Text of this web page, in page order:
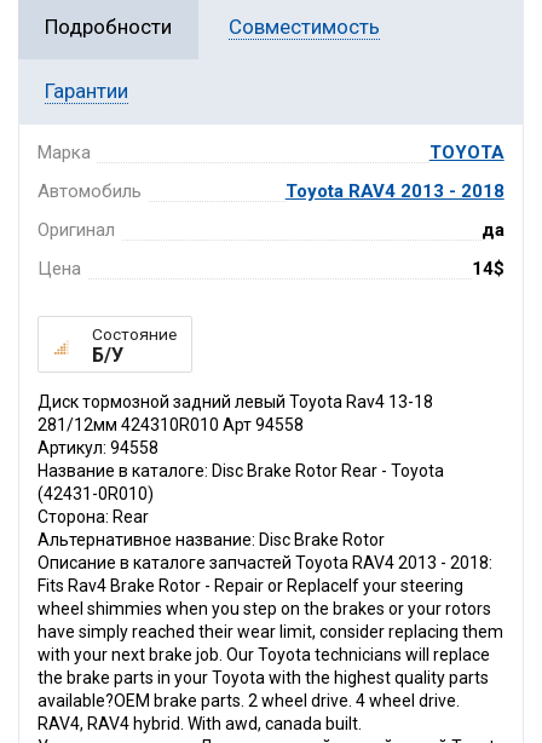
Подробности Совместимость
Гарантии
Марка
TOYOTA
Автомобиль
Toyota RAV4 2013 - 2018
Оригинал
да
Цена
14$
Состояние
Б/У
Диск тормозной задний левый Toyota Rav4 13-18
281/12мм 424310R010 Арт 94558
Артикул: 94558
Название в каталоге: Disc Brake Rotor Rear - Toyota
(42431-0R010)
Сторона: Rear
Альтернативное название: Disc Brake Rotor
Описание в каталоге запчастей Toyota RAV4 2013 - 2018:
Fits Rav4 Brake Rotor - Repair or ReplaceIf your steering
wheel shimmies when you step on the brakes or your rotors
have simply reached their wear limit, consider replacing them
with your next brake job. Our Toyota technicians will replace
the brake parts in your Toyota with the highest quality parts
available?OEM brake parts. 2 wheel drive. 4 wheel drive.
RAV4, RAV4 hybrid. With awd, canada built.